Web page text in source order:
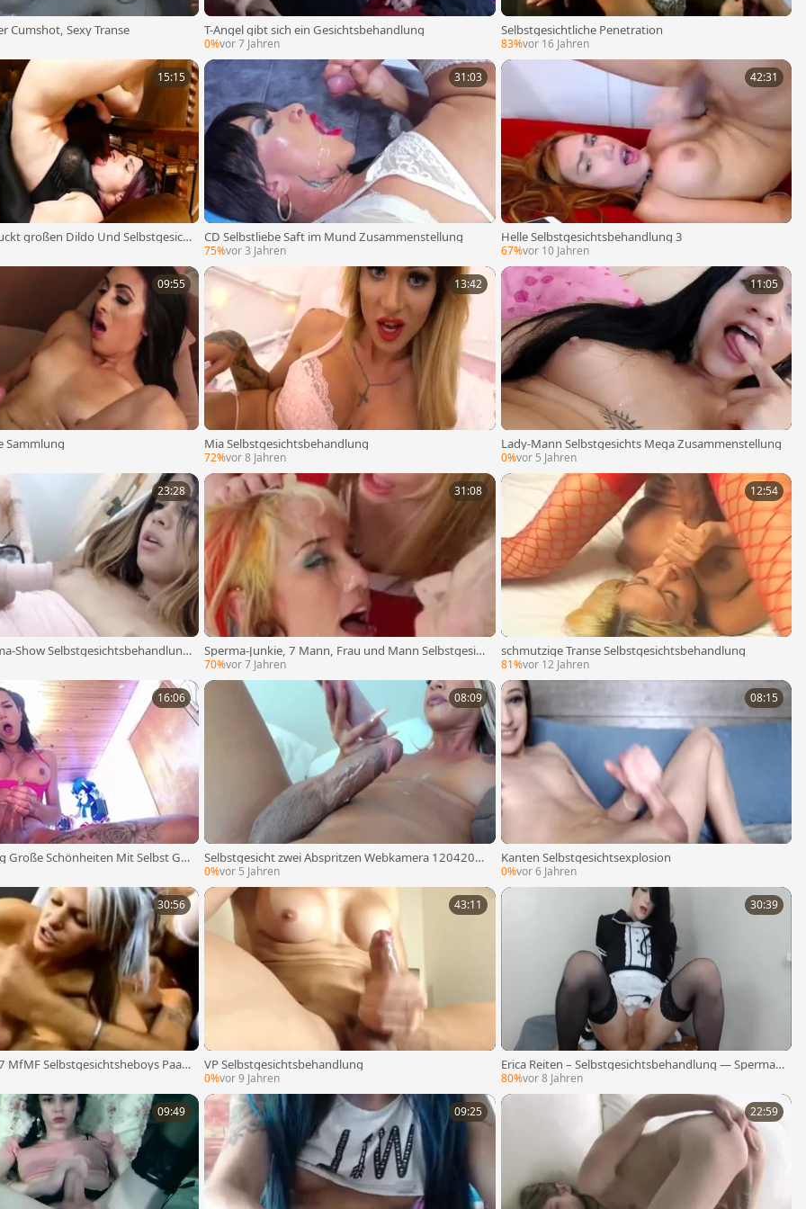
Cumshot, Sexy Transe T-Angel gibt sich ein Gesichtsbehandlung
0%vor 7 Jahren
Selbstgesichtliche Penetration
83%vor 16 Jahren
15:15
Dildo Und Selbstgesich
31:03
CD Selbstliebe Saft im Mund Zusammenstellung
75%vor 3 Jahren
42:31
Helle Selbstgesichtsbehandlung 3
67%vor 10 Jahren
09:55
Sammlung
13:42
Mia Selbstgesichtsbehandlung
72%vor 8 Jahren
11:05
Lady-Mann Selbstgesichts Mega Zusammenstellung
0%vor 5 Jahren
23:28
Show Selbstgesichtsbehandlung
31:08
Sperma-Junkie, 7 Mann, Frau und Mann Selbstgesic
htshemale Paare erweitert
70%vor 7 Jahren
12:54
schmutzige Transe Selbstgesichtsbehandlung
81%vor 12 Jahren
16:06
Große Schönheiten Mit Selbst Ge
08:09
Selbstgesicht zwei Abspritzen Webkamera 1204202
0
0%vor 5 Jahren
08:15
Kanten Selbstgesichtsexplosion
0%vor 6 Jahren
30:56
MfMF Selbstgesichtsheboys Paar
43:11
VP Selbstgesichtsbehandlung
0%vor 9 Jahren
30:39
Erica Reiten – Selbstgesichtsbehandlung — Sperma-
Megakompilierung
80%vor 8 Jahren
09:49 09:25 22:59